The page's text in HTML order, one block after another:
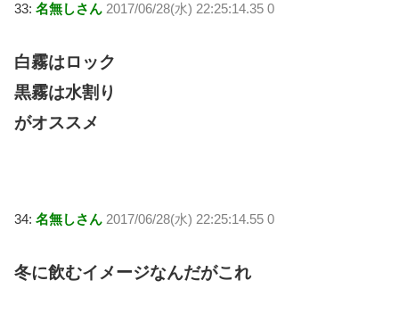
33: 名無しさん 2017/06/28(水) 22:25:14.35 0
白霧はロック
黒霧は水割り
がオススメ
34: 名無しさん 2017/06/28(水) 22:25:14.55 0
冬に飲むイメージなんだがこれ